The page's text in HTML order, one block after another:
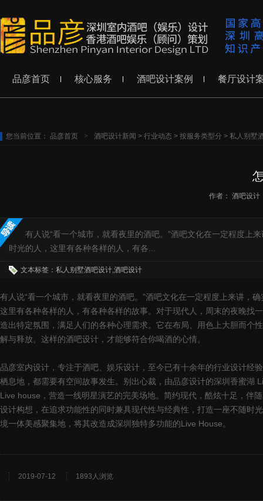
品彦首页 核心服务 酒吧设计案例 餐厅设计
您当前位置： 品彦首页 > 酒吧设计新闻 > 行业动态 > 按服务类型分 > 私人别墅
作者： 酒吧设计
有人说“看一个城市，就看夜里的酒吧。”酒吧文化在一定程度上
时光的人，这里有各种各样的人，有各...
文本标签：私人别墅酒吧设计,酒吧设计
有人说“看一个城市，就看夜里的酒吧。”酒吧文化在一定程度上来讲，
这里有各种各样的人，有各种各样的故事。对于现代人，周末的夜晚找
造出特定氛围，满足人们的各种心理需求。它在布局、用色上大胆而个
解与释放。这样的酒吧设计，才能够符合你喝酒的心情。
品彦室内设计，专注于酒吧、娱乐设计，至今已有十余年的行业设计经
栖息地，都需要有空间故事发生。别出心裁，由品彦设计的深圳香蜜湖
Live house，营造一线明星演艺的完美场地。简约现代，酷炫十足，伴
设计构想，在追求功能性的同时兼具现代性与经典性，打造一座不随时
境一体美感聚集地，将其改造成深圳独特多功能的Live House。
2019-07-12 1893人浏览